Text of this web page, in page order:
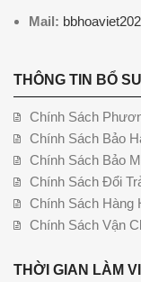
Mail:
THÔNG TIN BỔ
Chính Sách
Chính Sách Bảo
Chính Sách Bảo
Chính Sách Đổi
Chính Sách Hàng
Chính Sách Vận
THỜI GIAN LÀM